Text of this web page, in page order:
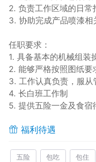
2. 负责工作区域的日常
3. 协助完成产品喷漆相
任职要求：
1. 具备基本的机械组装
2. 能够严格按照图纸要
3. 工作认真负责，服从
4. 长白班工作制
5. 提供五险一金及食宿
福利待遇
五险 包吃 包住